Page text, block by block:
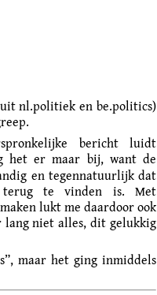
nl.politiek en be.politics)
bericht luidt
het er maar bij, want de
en tegennatuurlijk dat
te vinden is. Met
lukt me daardoor ook
niet alles, dit gelukkig
maar het ging inmiddels